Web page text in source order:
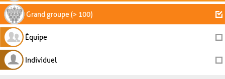
Grand groupe (> 100)
Équipe
Individuel